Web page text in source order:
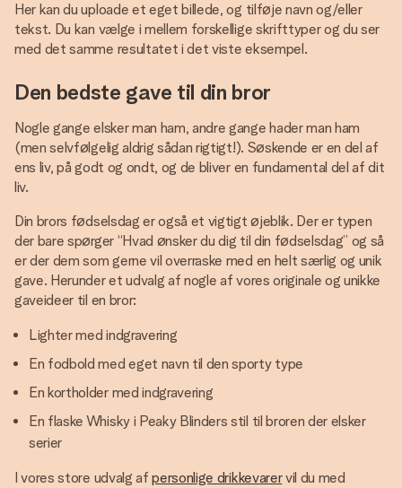
Her kan du uploade et eget billede, og tilføje navn og/eller
tekst. Du kan vælge i mellem forskellige skrifttyper og du ser
med det samme resultatet i det viste eksempel.
Den bedste gave til din bror
Nogle gange elsker man ham, andre gange hader man ham
(men selvfølgelig aldrig sådan rigtigt!). Søskende er en del af
ens liv, på godt og ondt, og de bliver en fundamental del af dit
liv.
Din brors fødselsdag er også et vigtigt øjeblik. Der er typen
der bare spørger “Hvad ønsker du dig til din fødselsdag” og så
er der dem som gerne vil overraske med en helt særlig og unik
gave. Herunder et udvalg af nogle af vores originale og unikke
gaveideer til en bror:
Lighter med indgravering
En fodbold med eget navn til den sporty type
En kortholder med indgravering
En flaske Whisky i Peaky Blinders stil til broren der elsker
serier
I vores store udvalg afpersonlige drikkevarervil du med